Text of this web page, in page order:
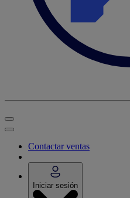
Contactar ventas
Iniciar sesión